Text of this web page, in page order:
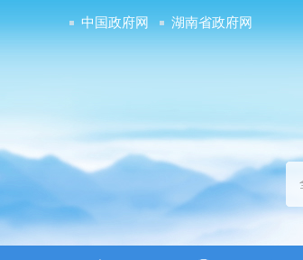
中国政府网 湖南省政府网